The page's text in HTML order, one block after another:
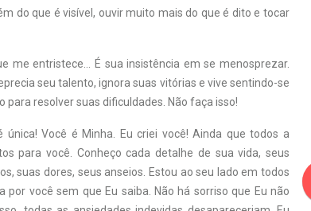
do que é visível, ouvir muito mais do que é dito e tocar
me entristece… É sua insistência em se menosprezar.
seu talento, ignora suas vitórias e vive sentindo-se
para resolver suas dificuldades. Não faça isso!
Você é Minha. Eu criei você! Ainda que todos a
para você. Conheço cada detalhe de sua vida, seus
suas dores, seus anseios. Estou ao seu lado em todos
você sem que Eu saiba. Não há sorriso que Eu não